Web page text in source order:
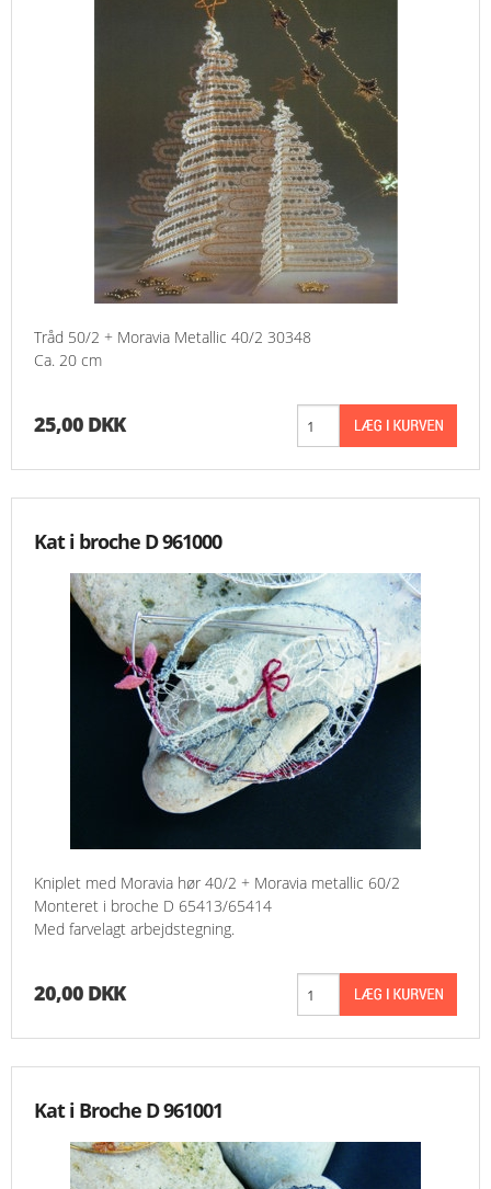
Tråd 50/2 + Moravia Metallic 40/2 30348
Ca. 20 cm
25,00 DKK
Kat i broche D 961000
Kniplet med Moravia hør 40/2 + Moravia metallic 60/2
Monteret i broche D 65413/65414
Med farvelagt arbejdstegning.
20,00 DKK
Kat i Broche D 961001